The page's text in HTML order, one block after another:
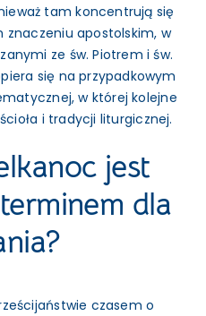
tam koncentrują się
znaczeniu apostolskim, w
ze św. Piotrem i św.
się na przypadkowym
w której kolejne
i tradycji liturgicznej.
jest
dla
czasem o